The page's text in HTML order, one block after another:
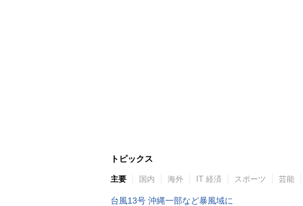
トピックス
主要 国内 海外 IT 経済 スポーツ 芸能
台風13号 沖縄一部など暴風域に